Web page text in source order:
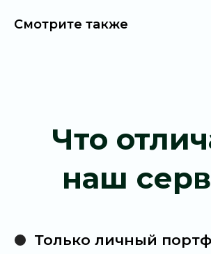
Смотрите также
Гарантированная стоимость
решаем вопросы быстрее, чем они
успеют появиться
Оставьте заявку — и откройте для себя
новую точку притяжения на карте Пхукета